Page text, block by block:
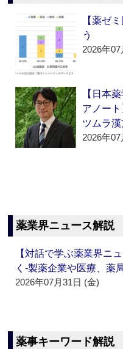
【薬ゼ
う
2026年
【日本
アノー
ツムラ
2026年
薬業界ニュース解説
【対話で学ぶ薬業界ニ
く‐製薬企業や医療、
2026年07月31日 (金)
薬事キーワード解説